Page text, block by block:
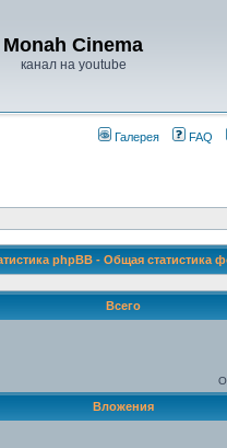
Monah Cinema
канал на youtube
Галерея FAQ
phpBB - Общая статистика
Всего
Вложения